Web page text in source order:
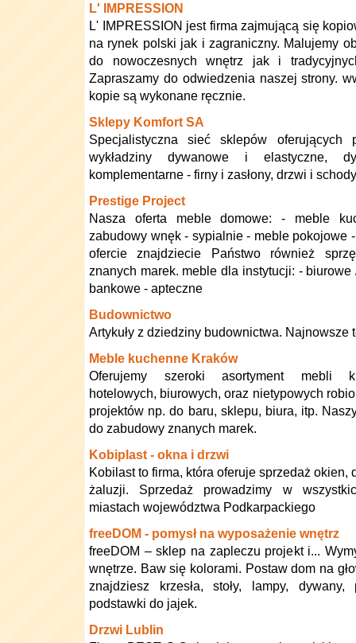
L' IMPRESSION
L' IMPRESSION jest firma zajmującą się
na rynek polski jak i zagraniczny. Malujemy
do nowoczesnych wnętrz jak i
Zapraszamy do odwiedzenia naszej strony.
kopie są wykonane ręcznie.
Sklepy Komfort SA
Specjalistyczna sieć sklepów oferujących
wykładziny dywanowe i elastyczne,
komplementarne - firny i zasłony, drzwi i
Prestige Project
Nasza oferta meble domowe: - meble
zabudowy wnęk - sypialnie - meble pokojowe
ofercie znajdziecie Państwo również
znanych marek. meble dla instytucji: -
bankowe - apteczne
Budownictwo
Artykuły z dziedziny budownictwa. Najnowsze
Meble kuchenne Kraków
Oferujemy szeroki asortyment mebli
hotelowych, biurowych, oraz nietypowych
projektów np. do baru, sklepu, biura, itp.
do zabudowy znanych marek.
Kobiplast - okna i drzwi
Kobilast to firma, która oferuje sprzedaż okien,
żaluzji. Sprzedaż prowadzimy w
miastach województwa Podkarpackiego
freeDOM - pomysł na wyposażenie wnętrz
freeDOM – sklep na zapleczu projekt i...
wnętrze. Baw się kolorami. Postaw dom na
znajdziesz krzesła, stoły, lampy,
podstawki do jajek.
Drzwi Lublin